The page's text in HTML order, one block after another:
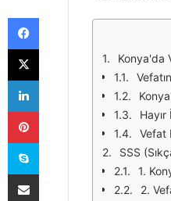
Konya'da
Vefat
SSS
1.
2.
Facebook
X
LinkedIn
Pinterest
Skype
E-Posta ile paylaş